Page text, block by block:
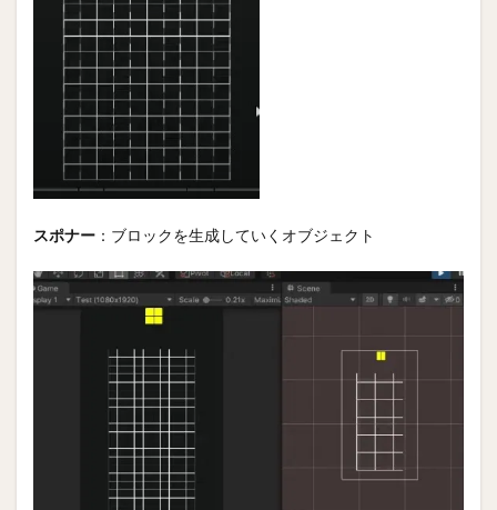
テト
リス
以外
の
Unity
講座
5
ゲー
ムを
ース
くな
った
スポナー ：ブロックを生成していくオブジェクト